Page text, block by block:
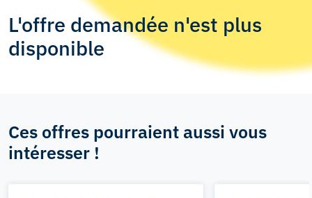
L'offre demandée n'est plus
disponible
Ces offres pourraient aussi vous
intéresser !